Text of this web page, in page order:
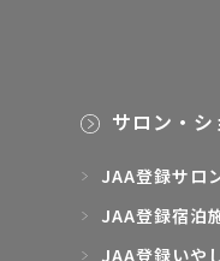
サロン・シ
JAA登録サロ
JAA登録宿泊
JAA登録いや